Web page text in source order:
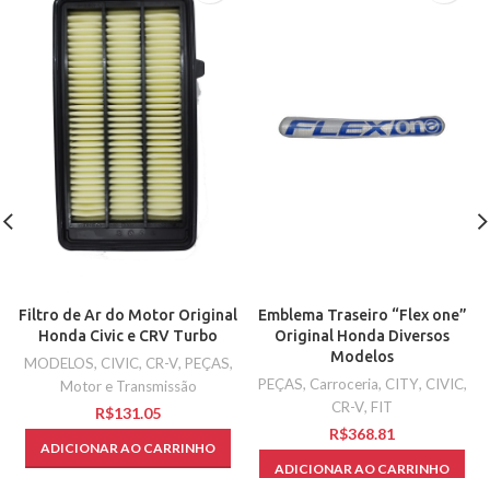
Filtro de Ar do Motor Original
Honda Civic e CRV Turbo
MODELOS, CIVIC, CR-V, PEÇAS,
Motor e Transmissão
R$
ADICIONAR AO CARRINHO
Emblema Traseiro “Flex one”
Original Honda Diversos
Modelos
PEÇAS, Carroceria, CITY, CIVIC,
CR-V, FIT
R$
ADICIONAR AO CARRINHO